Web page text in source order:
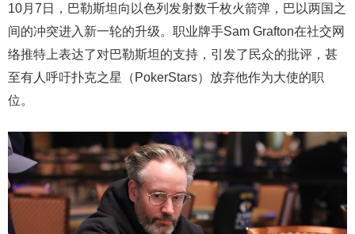
10月7日，巴勒斯坦向以色列发射数千枚火箭弹，巴以两国之
间的冲突进入新一轮的升级。职业牌手Sam Grafton在社交网
络推特上表达了对巴勒斯坦的支持，引发了民众的批评，甚
至有人呼吁扑克之星（PokerStars）放弃他作为大使的职
位。